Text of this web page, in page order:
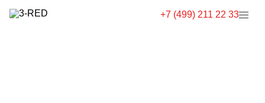
+7 (499) 211 22 33